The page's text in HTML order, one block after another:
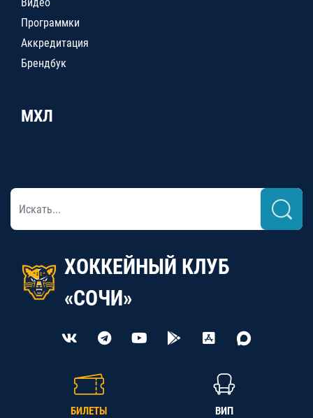
Программки
Аккредитация
Брендбук
МХЛ
ХОККЕЙНЫЙ КЛУБ
«СОЧИ»
БИЛЕТЫ ВИП